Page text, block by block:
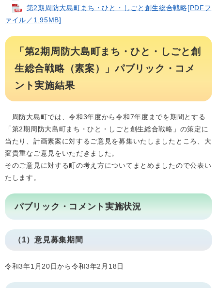
第2期周防大島町まち・ひと・しごと創生総合戦略[PDFフ
ァイル／1.95MB]
「第2期周防大島町まち・ひと・しごと創
生総合戦略（素案）」パブリック・コメ
ント実施結果
周防大島町では、令和3年度から令和7年度までを期間とする
「第2期周防大島町まち・ひと・しごと創生総合戦略」の策定に
当たり、計画素案に対するご意見を募集いたしましたところ、大
変貴重なご意見をいただきました。
そのご意見に対する町の考え方についてまとめましたので公表い
たします。
パブリック・コメント実施状況
（1）意見募集期間
令和3年1月20日から令和3年2月18日